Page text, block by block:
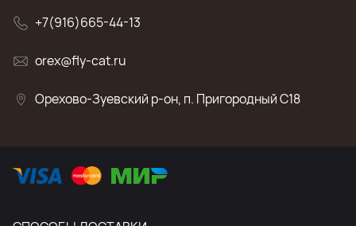
+7(916)665-44-13
orex@fly-cat.ru
Орехово-Зуевский р-он, п. Пригородный C18